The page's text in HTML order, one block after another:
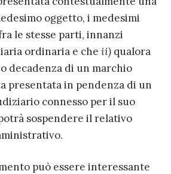
oggetto, i medesimi
le stesse parti, innanzi
ordinaria e che ii) qualora
decadenza di un marchio
presentata in pendenza di un
connesso per il suo
sospendere il relativo
può essere interessante